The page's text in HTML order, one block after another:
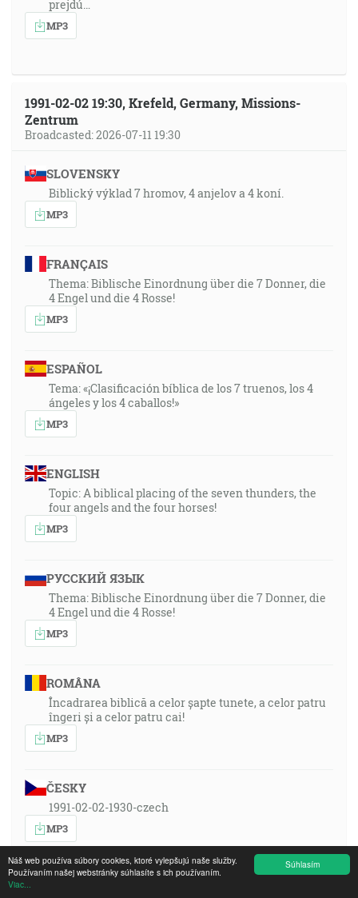
Súhlasím
Náš web používa súbory cookies, ktoré vylepšujú naše služby.
Používaním našej webstránky súhlasíte s ich používaním.
Viac...
prejdú…
MP3
1991-02-02 19:30, Krefeld, Germany, Missions-
Zentrum
Broadcasted: 2026-07-11 19:30
SLOVENSKY
Biblický výklad 7 hromov, 4 anjelov a 4 koní.
MP3
FRANÇAIS
Thema: Biblische Einordnung über die 7 Donner, die
4 Engel und die 4 Rosse!
MP3
ESPAÑOL
Tema: «¡Clasificación bíblica de los 7 truenos, los 4
ángeles y los 4 caballos!»
MP3
ENGLISH
Topic: A biblical placing of the seven thunders, the
four angels and the four horses!
MP3
РУССКИЙ ЯЗЫК
Thema: Biblische Einordnung über die 7 Donner, die
4 Engel und die 4 Rosse!
MP3
ROMÂNA
Încadrarea biblică a celor șapte tunete, a celor patru
îngeri și a celor patru cai!
MP3
ČESKY
1991-02-02-1930-czech
MP3
SWAHILI DRC